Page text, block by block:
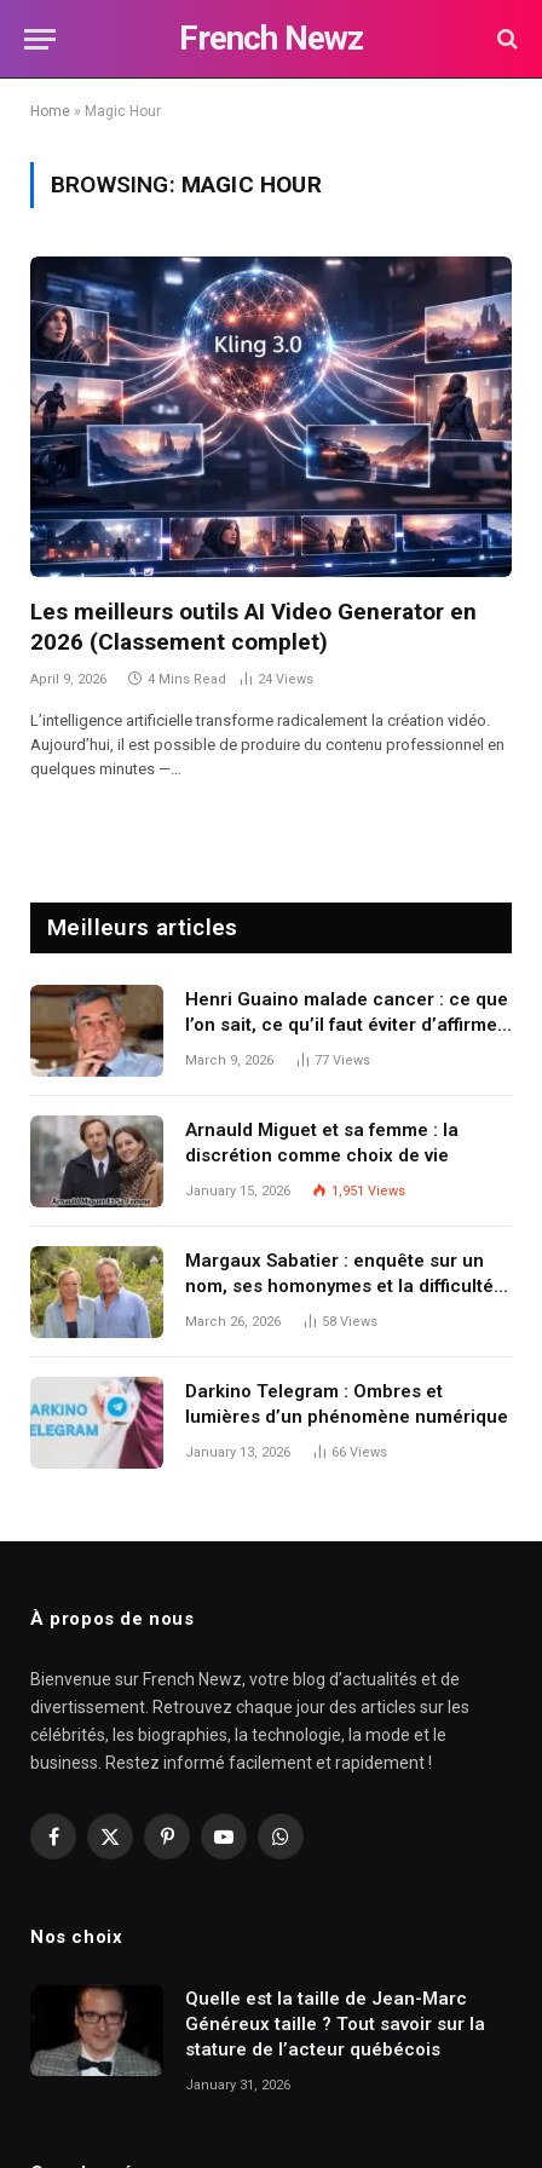
French Newz
Home » Magic Hour
BROWSING: MAGIC HOUR
Les meilleurs outils AI Video Generator en
2026 (Classement complet)
April 9, 2026 4 Mins Read 24 Views
L’intelligence artificielle transforme radicalement la création vidéo.
Aujourd’hui, il est possible de produire du contenu professionnel en
quelques minutes —…
Meilleurs articles
Henri Guaino malade cancer : ce que
l’on sait, ce qu’il faut éviter d’affirmer,
et pourquoi la prudence est
March 9, 2026 77 Views
Arnauld Miguet et sa femme : la
discrétion comme choix de vie
January 15, 2026 1,951 Views
Margaux Sabatier : enquête sur un
nom, ses homonymes et la difficulté
de savoir « qui est qui » à l’ère
March 26, 2026 58 Views
Darkino Telegram : Ombres et
lumières d’un phénomène numérique
January 13, 2026 66 Views
À propos de nous
Bienvenue sur French Newz, votre blog d’actualités et de
divertissement. Retrouvez chaque jour des articles sur les
célébrités, les biographies, la technologie, la mode et le
business. Restez informé facilement et rapidement !
Facebook
X
PinterestYouTubeWhatsApp
Nos choix
Quelle est la taille de Jean-Marc
Généreux taille ? Tout savoir sur la
stature de l’acteur québécois
January 31, 2026